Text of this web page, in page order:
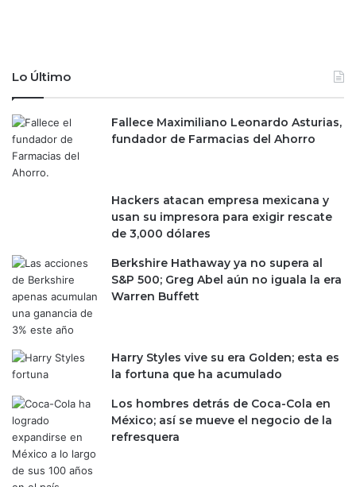
r
n
m
i
l
l
m
á
s
a
l
l
á
d
L
i
o
n
e
n
e
s
a
ñ
r
s
c
u
l
a
s
d
e
Lo Último
Fallece Maximiliano Leonardo Asturias,
fundador de Farmacias del Ahorro
Hackers atacan empresa mexicana y
usan su impresora para exigir rescate
de 3,000 dólares
Berkshire Hathaway ya no supera al
S&P 500; Greg Abel aún no iguala la era
Warren Buffett
Harry Styles vive su era Golden; esta es
la fortuna que ha acumulado
Los hombres detrás de Coca-Cola en
México; así se mueve el negocio de la
refresquera